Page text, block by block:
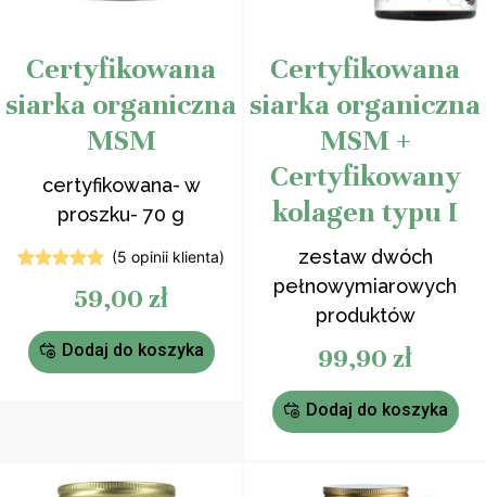
Certyfikowana
siarka organiczna
MSM
certyfikowana- w
proszku- 70 g
na 5
podstawie
ocen
klientów
(5 opinii klienta)
59,00 zł
Dodaj do koszyka
Certyfikowana
siarka organiczna
MSM +
Certyfikowany
kolagen typu I
zestaw dwóch
pełnowymiarowych
produktów
99,90 zł
Dodaj do koszyka